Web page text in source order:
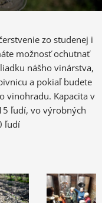
zo studenej i
možnosť ochutnať
nášho vinárstva,
a pokiaľ budete
vinohradu. Kapacita v
ľudí, vo výrobných
ľudí